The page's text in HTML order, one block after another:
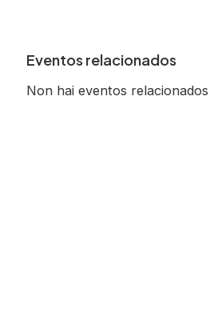
Eventos relacionados
Non hai eventos relacionados